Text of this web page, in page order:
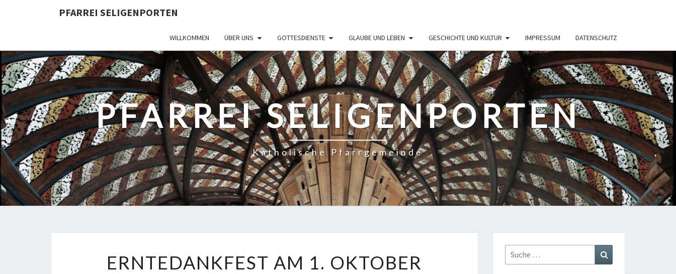
PFARREI SELIGENPORTEN
WILLKOMMEN ÜBER UNS GOTTESDIENSTE GLAUBE UND LEBEN GESCHICHTE UND KULTUR IMPRESSUM DATENSCHUTZ
PFARREI SELIGENPORTEN
Katholische Pfarrgemeinde
AM
ERNTEDANKFEST AM 1. OKTOBER
Suche
nach: